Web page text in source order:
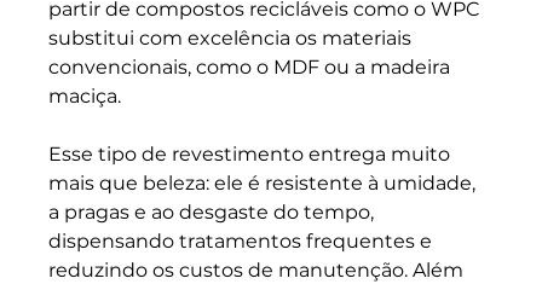
partir de compostos recicláveis como o WPC
substitui com excelência os materiais
convencionais, como o MDF ou a madeira
maciça.
Esse tipo de revestimento entrega muito
mais que beleza: ele é resistente à umidade,
a pragas e ao desgaste do tempo,
dispensando tratamentos frequentes e
reduzindo os custos de manutenção. Além